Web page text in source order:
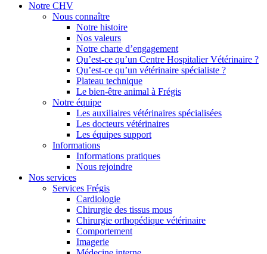
Notre CHV
Nous connaître
Notre histoire
Nos valeurs
Notre charte d’engagement
Qu’est-ce qu’un Centre Hospitalier Vétérinaire ?
Qu’est-ce qu’un vétérinaire spécialiste ?
Plateau technique
Le bien-être animal à Frégis
Notre équipe
Les auxiliaires vétérinaires spécialisées
Les docteurs vétérinaires
Les équipes support
Informations
Informations pratiques
Nous rejoindre
Nos services
Services Frégis
Cardiologie
Chirurgie des tissus mous
Chirurgie orthopédique vétérinaire
Comportement
Imagerie